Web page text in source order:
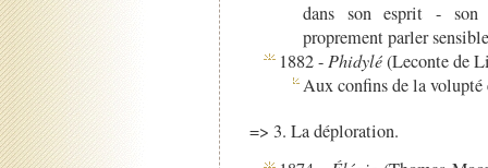
dans son esprit - son
proprement parler
1882 - Phidylé(Leconte de
Aux confins de la
=> 3. La déploration.